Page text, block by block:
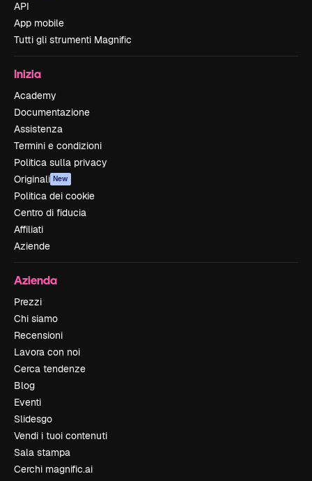
API
App mobile
Tutti gli strumenti Magnific
Inizia
Academy
Documentazione
Assistenza
Termini e condizioni
Politica sulla privacy
Originali New
Politica dei cookie
Centro di fiducia
Affiliati
Aziende
Azienda
Prezzi
Chi siamo
Recensioni
Lavora con noi
Cerca tendenze
Blog
Eventi
Slidesgo
Vendi i tuoi contenuti
Sala stampa
Cerchi magnific.ai